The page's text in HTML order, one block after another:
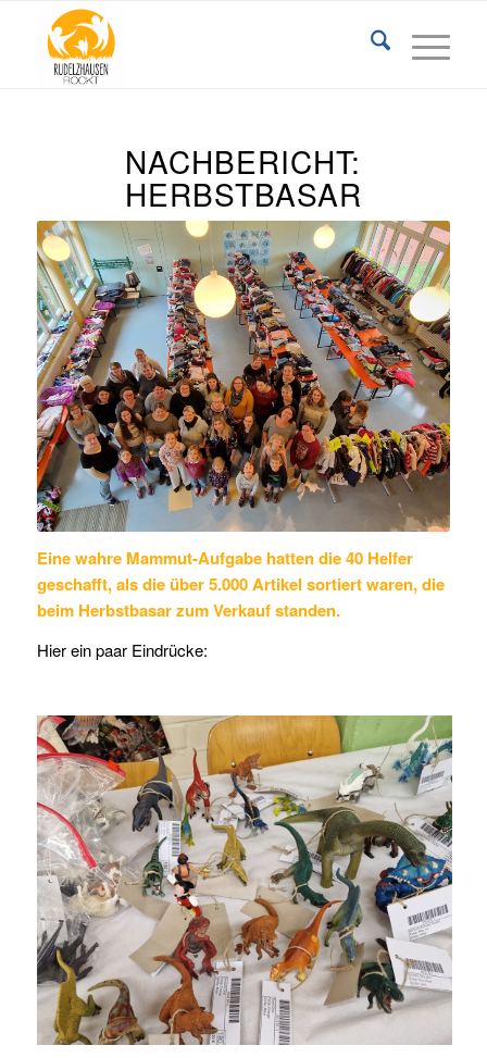
NACHBERICHT:
HERBSTBASAR
Eine wahre Mammut-Aufgabe hatten die 40 Helfer
geschafft, als die über 5.000 Artikel sortiert waren, die
beim Herbstbasar zum Verkauf standen.
Hier ein paar Eindrücke: